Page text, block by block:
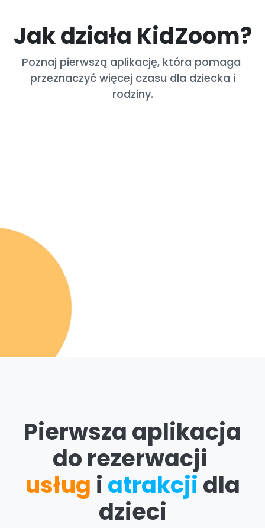
Jak działa KidZoom?
Poznaj pierwszą aplikację, która pomaga
przeznaczyć więcej czasu dla dziecka i
rodziny.
Pierwsza aplikacja
do rezerwacji
usług i atrakcji dla
dzieci